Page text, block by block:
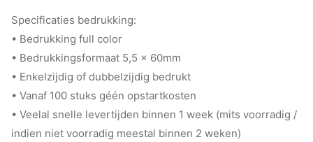
Specificaties bedrukking:
• Bedrukking full color
• Bedrukkingsformaat 5,5 x 60mm
• Enkelzijdig of dubbelzijdig bedrukt
• Vanaf 100 stuks géén opstartkosten
• Veelal snelle levertijden binnen 1 week (mits voorradig /
indien niet voorradig meestal binnen 2 weken)